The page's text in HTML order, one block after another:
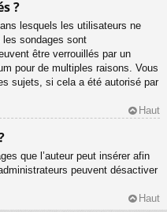
?
lesquels les utilisateurs ne
les sondages sont
être verrouillés par un
pour de multiples raisons. Vous
sujets, si cela a été autorisé par
Haut
que l’auteur peut insérer afin
peuvent désactiver
Haut